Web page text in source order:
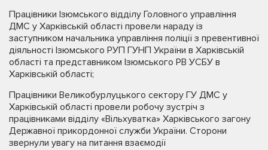
Працівники Ізюмського відділу Головного управління
ДМС у Харківській області провели нараду із
заступником начальника управління поліції з превентивної
діяльності Ізюмського РУП ГУНП України в Харківській
області та представником Ізюмського РВ УСБУ в
Харківській області;
Працівники Великобурлуцького сектору ГУ ДМС у
Харківській області провели робочу зустріч з
працівниками відділу «Вільхуватка» Харківського загону
Державної прикордонної служби України. Сторони
звернули увагу на питання взаємодії